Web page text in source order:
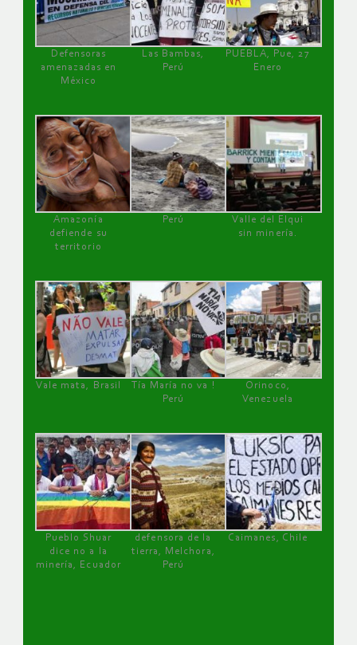
Defensoras
amenazadas en
México
Las Bambas,
Perú
PUEBLA, Pue, 27
Enero
Amazonía
defiende su
territorio
Perú
Valle del Elqui
sin minería.
Vale mata, Brasil
Tía María no va !
Perú
Orinoco,
Venezuela
Pueblo Shuar
dice no a la
minería, Ecuador
defensora de la
tierra, Melchora,
Perú
Caimanes, Chile